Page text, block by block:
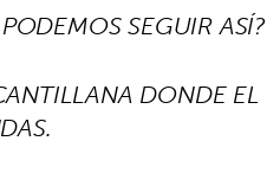
SEGUIR ASÍ?
DONDE EL